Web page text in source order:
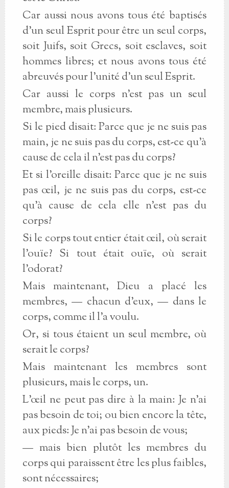
Car aussi nous avons tous été baptisés
d’un seul Esprit pour être un seul corps,
soit Juifs, soit Grecs, soit esclaves, soit
hommes libres; et nous avons tous été
abreuvés pour l’unité d’un seul Esprit.
Car aussi le corps n’est pas un seul
membre, mais plusieurs.
Si le pied disait: Parce que je ne suis pas
main, je ne suis pas du corps, est-ce qu’à
cause de cela il n’est pas du corps?
Et si l’oreille disait: Parce que je ne suis
pas œil, je ne suis pas du corps, est-ce
qu’à cause de cela elle n’est pas du
corps?
Si le corps tout entier était œil, où serait
l’ouïe? Si tout était ouïe, où serait
l’odorat?
Mais maintenant, Dieu a placé les
membres, — chacun d’eux, — dans le
corps, comme il l’a voulu.
Or, si tous étaient un seul membre, où
serait le corps?
Mais maintenant les membres sont
plusieurs, mais le corps, un.
L’œil ne peut pas dire à la main: Je n’ai
pas besoin de toi; ou bien encore la tête,
aux pieds: Je n’ai pas besoin de vous;
— mais bien plutôt les membres du
corps qui paraissent être les plus faibles,
sont nécessaires;